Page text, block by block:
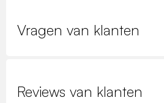
Vragen van klanten
Reviews van klanten